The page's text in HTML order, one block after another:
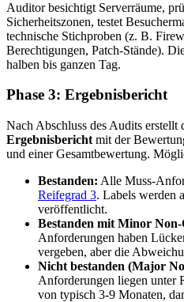
Auditor besichtigt Serverräume,
Sicherheitszonen, testet
technische Stichproben (z. B.
Berechtigungen, Patch-Stände).
halben bis ganzen Tag.
Phase 3: Ergebnisbericht
Nach Abschluss des Audits erstellt
Ergebnisbericht mit der
und einer Gesamtbewertung.
Bestanden: Alle Muss-
Reifegrad 3. Labels werden
veröffentlicht.
Bestanden mit Minor
Anforderungen haben
vergeben, aber die
Nicht bestanden (Major
Anforderungen liegen unter
von typisch 3-9 Monaten,